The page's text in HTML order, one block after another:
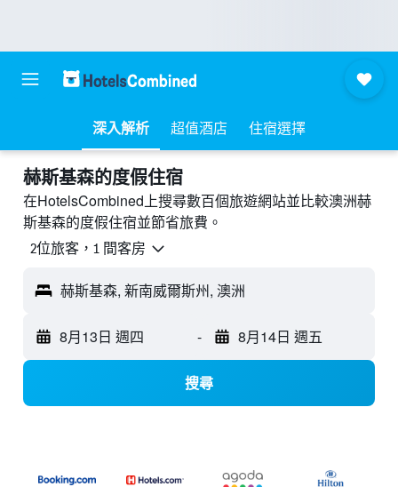
深入解析 超值酒店 住宿選擇
赫斯基森的度假住宿
在HotelsCombined上搜尋數百個旅遊網站並比較澳洲赫
斯基森的度假住宿並節省旅費。
2位旅客，1 間客房
赫斯基森, 新南威爾斯州, 澳洲
8月13日 週四 - 8月14日 週五
搜尋